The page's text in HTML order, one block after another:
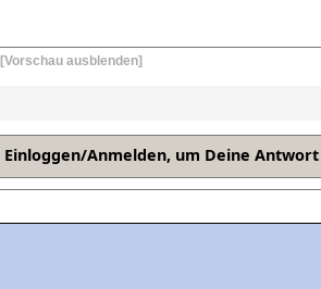
[Vorschau ausblenden]